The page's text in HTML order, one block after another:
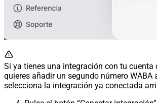
Si ya tienes una integración con tu cuenta
quieres añadir un segundo número WABA
selecciona la integración ya conectada